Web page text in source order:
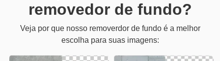
removedor de fundo?
Veja por que nosso removerdor de fundo é a melhor
escolha para suas imagens: